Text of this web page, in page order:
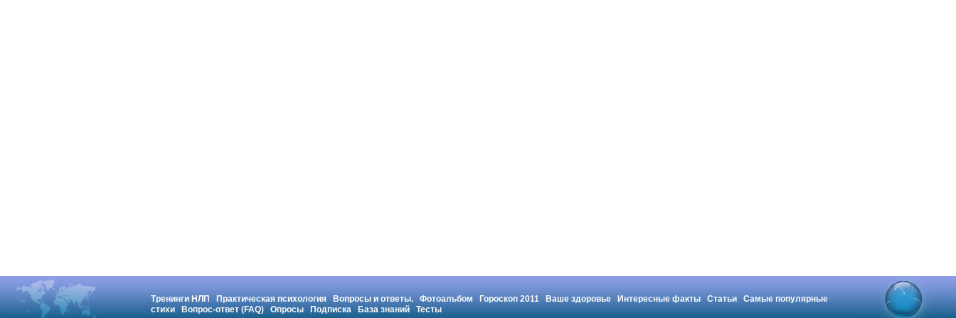
Тренинги НЛП Практическая психология Вопросы и ответы. Фотоальбом Гороскоп 2011 Ваше здоровье Интересные факты Статьи
Самые популярные
стихи
Вопрос-ответ (FAQ) Опросы Подписка База знаний Тесты